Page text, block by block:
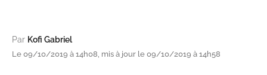
Par Kofi Gabriel
Le 09/10/2019 à 14h08, mis à jour le 09/10/2019 à 14h58